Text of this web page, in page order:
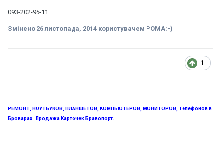
093-202-96-11
Змінено 26 листопада, 2014 користувачем POMA:-)
1
РЕМОНТ, НОУТБУКОВ, ПЛАНШЕТОВ, КОМПЬЮТЕРОВ, МОНИТОРОВ, Телефонов в
Броварах. Продажа Карточек Бравопорт.